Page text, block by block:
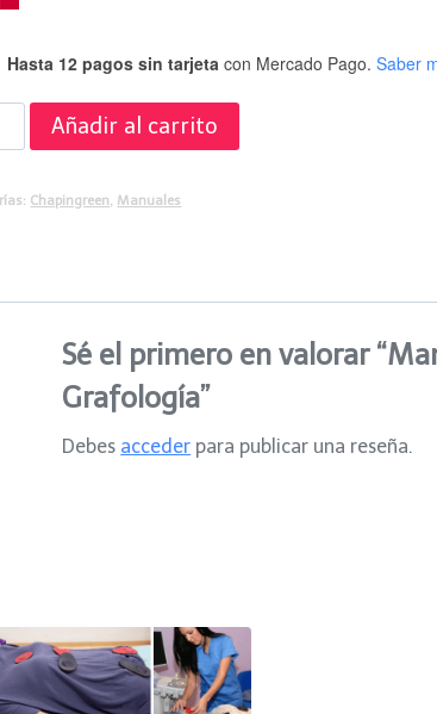
Hasta 12 pagos sin tarjeta con Mercado Pago. Saber
Añadir al carrito
Chapingreen Manuales
Sé el primero en valorar
Grafología”
Debes acceder para publicar una reseña.